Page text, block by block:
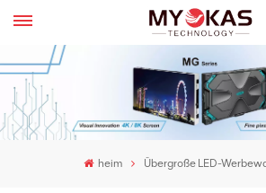
heim Übergroße LED-